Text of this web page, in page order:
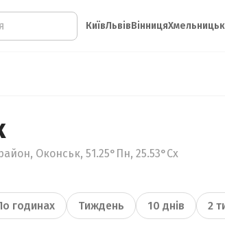
КиївЛьвівВінниця
Оконськ, 51.25°Пн, 25.53°Сх
годинах Тиждень 10 днів 2